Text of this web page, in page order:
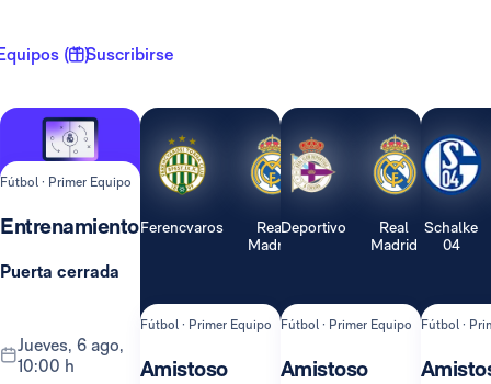
( 1 )Suscribirse
Fútbol · Primer Equipo
Entrenamiento
Puerta cerrada
jueves, 6 ago,
10:00 h
Ferencvaros
Real
Madrid
Fútbol · Primer Equipo
Amistoso
Deportivo
Real
Madrid
Fútbol · Primer Equipo
Amistoso
Schalke
04
Fútbol ·